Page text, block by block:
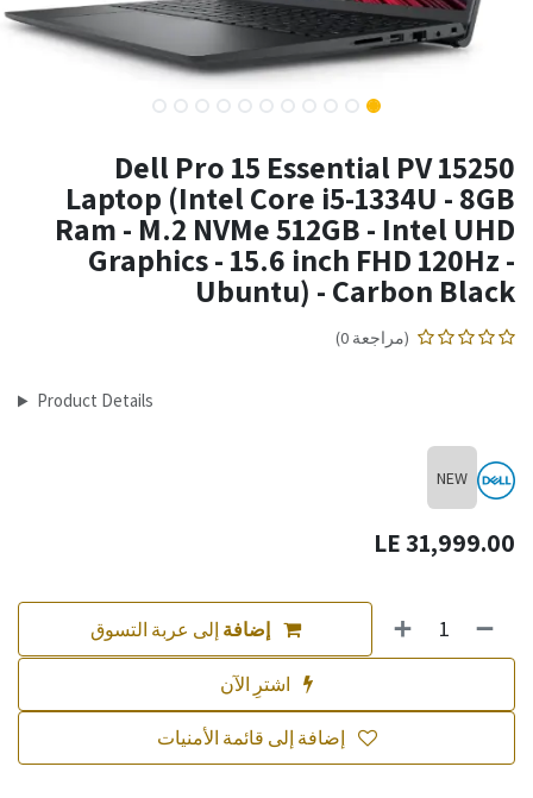
Dell Pro 15 Essential PV 15250
Laptop (Intel Core i5-1334U - 8GB
Ram - M.2 NVMe 512GB - Intel UHD
Graphics - 15.6 inch FHD 120Hz -
Ubuntu) - Carbon Black
(مراجعة 0)
Product Details
NEW
31,999.00
إضافة إلى عربة التسوق
إضافة إلى قائمة الأمنيات